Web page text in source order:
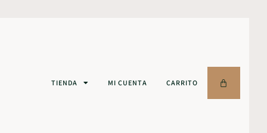
TIENDA MI CUENTA CARRITO